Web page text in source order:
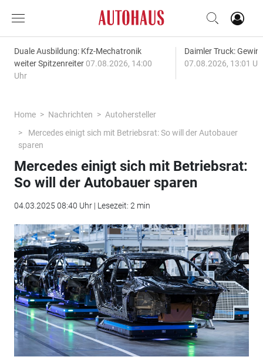
Duale Ausbildung: Kfz-Mechatronik
weiter Spitzenreiter 07.08.2026, 14:00
Uhr
Daimler Truck:
07.08.2026, 13:01
Home Nachrichten
Autohersteller
Mercedes einigt sich mit Betriebsrat: So will der Autobauer
sparen
Mercedes einigt sich mit Betriebsrat:
So will der Autobauer sparen
04.03.2025 08:40 Uhr | Lesezeit: 2 min